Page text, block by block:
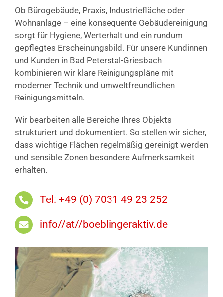
Ob Bürogebäude, Praxis, Industriefläche oder
Wohnanlage – eine konsequente Gebäudereinigung
sorgt für Hygiene, Werterhalt und ein rundum
gepflegtes Erscheinungsbild. Für unsere Kundinnen
und Kunden in Bad Peterstal-Griesbach
kombinieren wir klare Reinigungspläne mit
moderner Technik und umweltfreundlichen
Reinigungsmitteln.
Wir bearbeiten alle Bereiche Ihres Objekts
strukturiert und dokumentiert. So stellen wir sicher,
dass wichtige Flächen regelmäßig gereinigt werden
und sensible Zonen besondere Aufmerksamkeit
erhalten.
Tel: +49 (0) 7031 49 23 252
info//at//boeblingeraktiv.de